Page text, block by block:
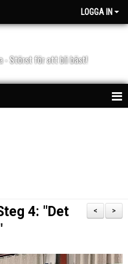
LOGGA IN
- Störst för att bli bäst!
>
<
4: "Det